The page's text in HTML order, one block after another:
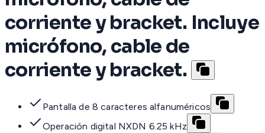
corriente y bracket. Incluye
micrófono, cable de
corriente y bracket.
Pantalla de 8 caracteres alfanuméricos
Operación digital NXDN 6.25 kHz